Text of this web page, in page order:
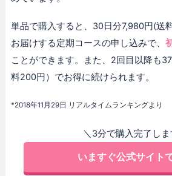
単品で購入すると、30日分7,980円(送
お届けする定期コースの申し込みで、
ことができます。また、2回目以降も
料200円）でお得に続けられます。
*2018年11月29日 リアルタイムランキングより
＼3分で購入完了しま
いますぐ公式サイト